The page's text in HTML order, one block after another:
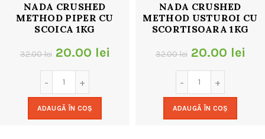
NADA CRUSHED
METHOD PIPER CU
SCOICA 1KG
32.00lei Prețul
inițial
a
fost:
20.00 lei
ADAUGĂ ÎN COȘ
NADA CRUSHED
METHOD USTUROI CU
SCORTISOARA 1KG
32.00lei Prețul
inițial
a
fost:
20.00 lei
ADAUGĂ ÎN COȘ